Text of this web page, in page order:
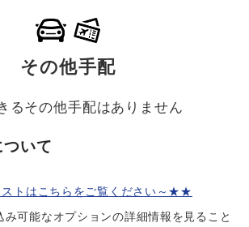
その他手配
るその他手配はありません
いて
トはこちらをご覧ください～★★
み可能なオプションの詳細情報を見ること